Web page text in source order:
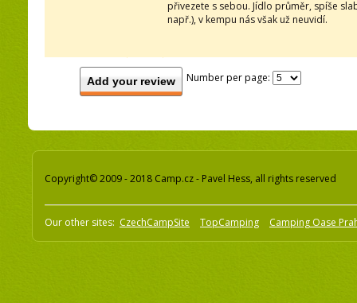
přivezete s sebou. Jídlo průměr, spíše
např.), v kempu nás však už neuvidí.
Add your review Number per page:
Copyright© 2009 - 2018 Camp.cz - Pavel Hess, all rights reserved
Our other sites: CzechCampSite TopCamping Camping Oase